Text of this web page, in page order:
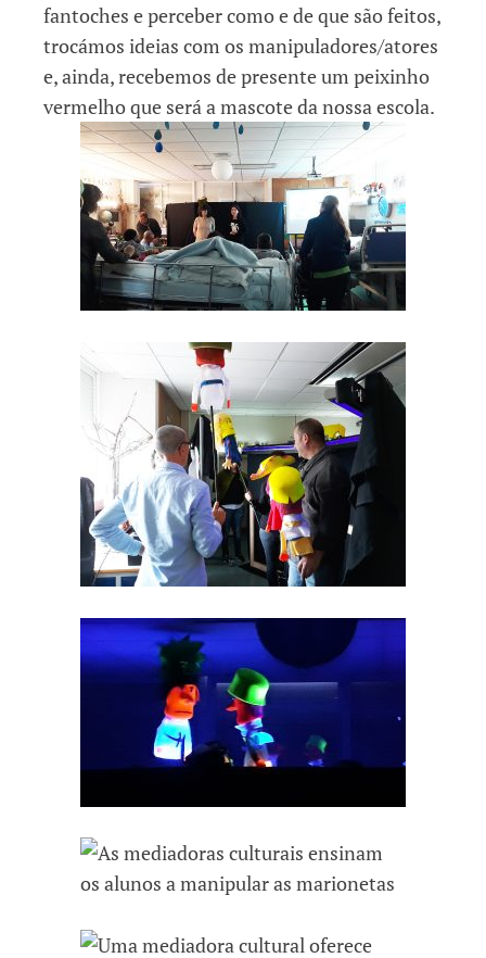
fantoches e perceber como e de que são feitos,
trocámos ideias com os manipuladores/atores
e, ainda, recebemos de presente um peixinho
vermelho que será a mascote da nossa escola.